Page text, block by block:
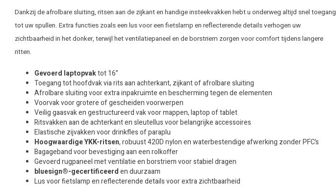
Dankzij de afrolbare sluiting, ritsen aan de zijkant en handige insteekvakken hebt u onderweg altijd snel toegang
tot uw spullen. Extra functies zoals een lus voor een fietslamp en reflecterende details verhogen uw
zichtbaarheid in het donker, terwijl het ventilatiepaneel en de borstriem zorgen voor comfort tijdens langere
ritten.
Gevoerd laptopvaktot 16”
Toegang tot hoofdvak via rits aan achterkant, zijkant of afrolbare sluiting
Afrolbare sluiting voor extra inpakruimte en bescherming tegen de elementen
Voorvak voor grotere of gescheiden voorwerpen
Veilig gaasvak en gestructureerd vak voor mappen, laptop of tablet
Ritsvakken aan de achterkant en sleutellus voor belangrijke accessoires
Elastische zijvakken voor drinkfles of paraplu
Hoogwaardige YKK-ritsen, robuust 420D nylon en waterbestendige afwerking zonder PFC’s
Bagageband voor bevestiging aan een rolkoffer
Gevoerd rugpaneel met ventilatie en borstriem voor stabiel dragen
bluesign®-gecertificeerden duurzaam
Lus voor fietslamp en reflecterende details voor extra zichtbaarheid